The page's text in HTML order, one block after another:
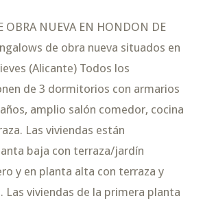
OBRA NUEVA EN HONDON DE
de obra nueva situados en
(Alicante) Todos los
de 3 dormitorios con armarios
amplio salón comedor, cocina
Las viviendas están
baja con terraza/jardín
y en planta alta con terraza y
Las viviendas de la primera planta